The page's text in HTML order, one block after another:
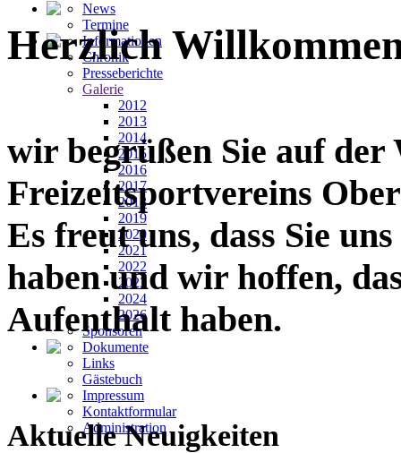
News
Termine
Informationen
Chronik
Presseberichte
Galerie
2012
2013
2014
2015
2016
2017
2018
2019
2020
2021
2022
2023
2024
2026
Sponsoren
Dokumente
Links
Gästebuch
Impressum
Kontaktformular
Administration
Herzlich
wir begrüßen Sie auf der
Freizeitsportvereins
Es freut uns, dass Sie
haben und wir hoffen,
Aufenthalt haben.
Aktuelle Neuigkeiten